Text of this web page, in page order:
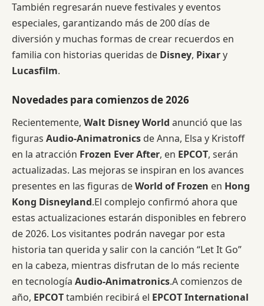
También regresarán nueve festivales y eventos
especiales, garantizando más de 200 días de
diversión y muchas formas de crear recuerdos en
familia con historias queridas de Disney, Pixary
Lucasfilm.
Novedades para comienzos de 2026
Recientemente, Walt Disney World anunció que las
figuras Audio-Animatronics de Anna, Elsa y Kristoff
en la atracción Frozen Ever After, en EPCOT, serán
actualizadas. Las mejoras se inspiran en los avances
presentes en las figuras deWorld of Frozen en Hong
Kong Disneyland.El complejo confirmó ahora que
estas actualizaciones estarán disponibles en febrero
de 2026. Los visitantes podrán navegar por esta
historia tan querida y salir con la canción “Let It Go”
en la cabeza, mientras disfrutan de lo más reciente
en tecnología Audio-Animatronics.A comienzos de
año, EPCOTtambién recibirá el EPCOT International